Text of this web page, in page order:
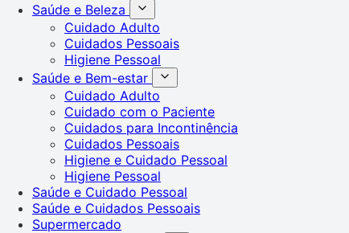
Saúde e Beleza
Cuidado Adulto
Cuidados Pessoais
Higiene Pessoal
Saúde e Bem-estar
Cuidado Adulto
Cuidado com o Paciente
Cuidados para Incontinência
Cuidados Pessoais
Higiene e Cuidado Pessoal
Higiene Pessoal
Saúde e Cuidado Pessoal
Saúde e Cuidados Pessoais
Supermercado